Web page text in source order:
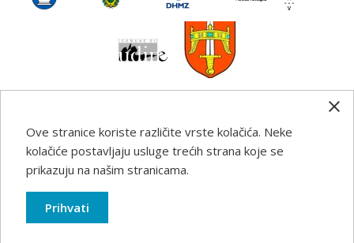
Any information, good practice guidance and
recommendations published on this web site reflects the
author’s views; the Programme authorities are not liable
for any use that may be made of the information
Ove stranice koriste različite vrste kolačića. Neke
kolačiće postavljaju usluge trećih strana koje se
prikazuju na našim stranicama.
Prihvati